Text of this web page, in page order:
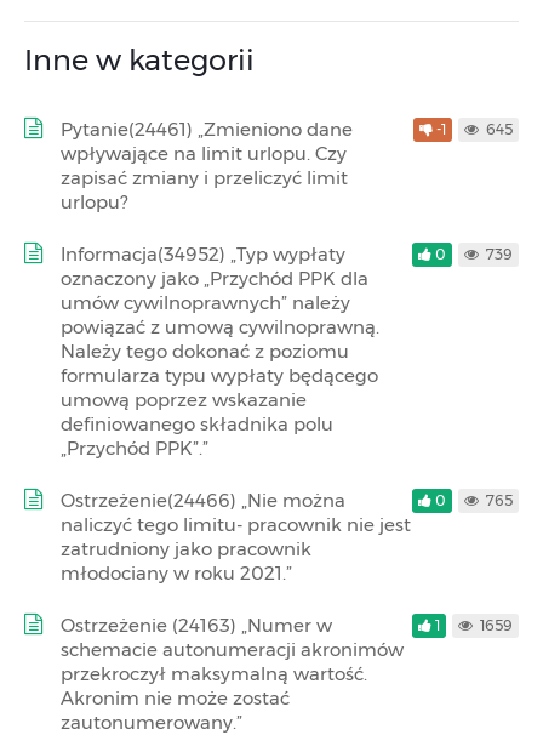
Inne w kategorii
Pytanie(24461) „Zmieniono dane
wpływające na limit urlopu. Czy
zapisać zmiany i przeliczyć limit
urlopu?
-1 645
Informacja(34952) „Typ wypłaty
oznaczony jako „Przychód PPK dla
umów cywilnoprawnych” należy
powiązać z umową cywilnoprawną.
Należy tego dokonać z poziomu
formularza typu wypłaty będącego
umową poprzez wskazanie
definiowanego składnika polu
„Przychód PPK”.”
0 739
Ostrzeżenie(24466) „Nie można
naliczyć tego limitu- pracownik nie jest
zatrudniony jako pracownik
młodociany w roku 2021.”
0 765
Ostrzeżenie (24163) „Numer w
schemacie autonumeracji akronimów
przekroczył maksymalną wartość.
Akronim nie może zostać
zautonumerowany.”
1 1659